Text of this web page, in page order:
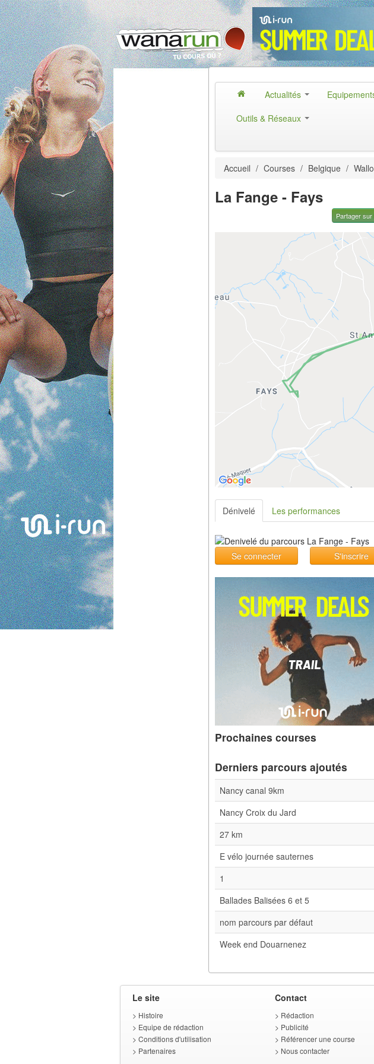
Actualités
Outils & Réseaux
Accueil / Courses / Belgique /
La Fange - Fays
Partager
Dénivelé Les performances
Se connecter S'inscrire
Prochaines courses
Derniers parcours ajoutés
Nancy canal 9km
Nancy Croix du Jard
27 km
E vélo journée sauternes
1
Ballades Balisées 6 et 5
nom parcours par défaut
Week end Douarnenez
Le site
> Histoire
> Equipe de rédaction
> Conditions d'utilisation
> Partenaires
Contact
> Rédaction
> Publicité
> Référencer une course
> Nous contacter